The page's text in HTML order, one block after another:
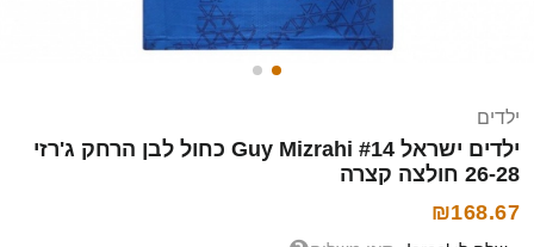
ילדים
ילדים ישראל Guy Mizrahi #14 כחול לבן הרחק ג'רזי
26-28 חולצה קצרה
₪168.67